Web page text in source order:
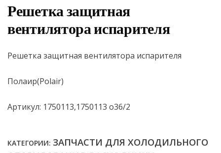
Решетка защитная
вентилятора испарителя
Решетка защитная вентилятора испарителя
Полаир(Polair)
Артикул: 1750113,1750113 о36/2
КАТЕГОРИИ: ЗАПЧАСТИ ДЛЯ ХОЛОДИЛЬНОГО